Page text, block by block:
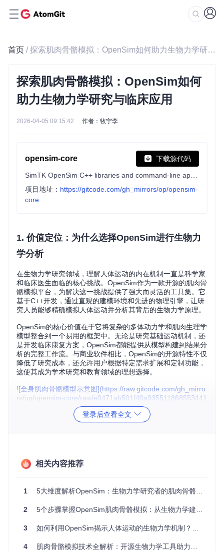
首页 / 探索肌肉骨骼模拟：OpenSim如何助力生物力学研究与临床应用
探索肌肉骨骼模拟：OpenSim如何
助力生物力学研究与临床应用
2026-04-05 09:15:42 作者：牧宁李
opensim-core 下载源代码
项目地址： https://gitcode.com/gh_mirrors/op/opensim-
core
1. 价值定位：为什么选择OpenSim进行生物力
学分析
在生物力学研究领域，理解人体运动的内在机制一直是科学家
和临床医生面临的核心挑战。OpenSim作为一款开源的肌肉骨
骼模拟平台，为解决这一挑战提供了强大而灵活的工具集。它
基于C++开发，通过直观的建模环境和先进的物理引擎，让研
究人员能够精确模拟人体运动并分析其背后的生物力学原理。
OpenSim的核心价值在于它将复杂的多体动力学和肌肉生理学
模型整合到一个易用的框架中。无论是研究基础运动机制，还
是开发临床康复方案，OpenSim都能提供从模型构建到结果分
析的完整工作流。与商业软件相比，OpenSim的开源特性不仅
降低了研究成本，还允许用户根据特定需求扩展和定制功能，
这使其成为学术研究和教育领域的理想选择。
![全身肌肉骨骼模型示意图](https://raw.gitcode.com/gh_mirro
rs/op/opensim-core/raw/e0471ab501f40a935511868553441
ec0a1e01fb3/Bindings/Python/tutorials/resources/Tutorial 8/i
mages/model.png?utm_source=gitcode_repo_files)
2. 核心能力：OpenSim的五大技术支柱
OpenSim之所以在生物力学领域脱颖而出，源于其五大核心技
多层次建模架构
是OpenSim的基础。该平台采用组件化
设计，允许用户从简单的单关节模型逐步构建复杂的全身系
统。这种模块化方法不仅提高了模型的可重用性，还简化了复
杂系统的管理和扩展。
登录后查看全文
相关内容推荐
1 5大维度解析OpenSim：生物力学研究者的肌肉骨骼模拟指南
2 5个步骤掌握OpenSim肌肉骨骼模拟：从生物力学建模到临床应用
3 如何利用OpenSim揭示人体运动的生物力学机制？完整技术指南
4 肌肉骨骼模拟技术全解析：开源生物力学工具助力人体运动模拟方法研究